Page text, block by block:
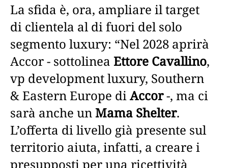
La sfida è, ora, ampliare il target
di clientela al di fuori del solo
segmento luxury: “Nel 2028 aprirà
Accor - sottolinea Ettore Cavallino,
vp development luxury, Southern
& Eastern Europe diAccor-, ma ci
sarà anche unMama Shelter.
L’offerta di livello già presente sul
territorio aiuta, infatti, a creare i
presupposti per una ricettività